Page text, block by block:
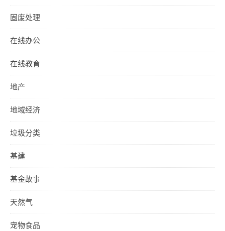
固废处理
在线办公
在线教育
地产
地域经济
垃圾分类
基建
基金故事
天然气
宠物食品